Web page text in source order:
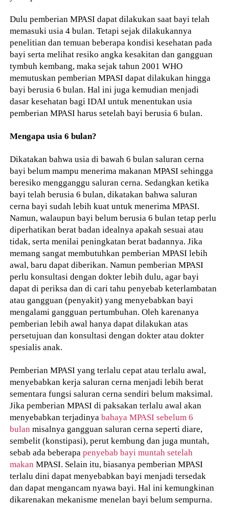
Dulu pemberian MPASI dapat dilakukan saat bayi telah
memasuki usia 4 bulan. Tetapi sejak dilakukannya
penelitian dan temuan beberapa kondisi kesehatan pada
bayi serta melihat resiko angka kesakitan dan gangguan
tymbuh kembang, maka sejak tahun 2001 WHO
memutuskan pemberian MPASI dapat dilakukan hingga
bayi berusia 6 bulan. Hal ini juga kemudian menjadi
dasar kesehatan bagi IDAI untuk menentukan usia
pemberian MPASI harus setelah bayi berusia 6 bulan.
Mengapa usia 6 bulan?
Dikatakan bahwa usia di bawah 6 bulan saluran cerna
bayi belum mampu menerima makanan MPASI sehingga
beresiko mengganggu saluran cerna. Sedangkan ketika
bayi telah berusia 6 bulan, dikatakan bahwa saluran
cerna bayi sudah lebih kuat untuk menerima MPASI.
Namun, walaupun bayi belum berusia 6 bulan tetap perlu
diperhatikan berat badan idealnya apakah sesuai atau
tidak, serta menilai peningkatan berat badannya. Jika
memang sangat membutuhkan pemberian MPASI lebih
awal, baru dapat diberikan. Namun pemberian MPASI
perlu konsultasi dengan dokter lebih dulu, agar bayi
dapat di periksa dan di cari tahu penyebab keterlambatan
atau gangguan (penyakit) yang menyebabkan bayi
mengalami gangguan pertumbuhan. Oleh karenanya
pemberian lebih awal hanya dapat dilakukan atas
persetujuan dan konsultasi dengan dokter atau dokter
spesialis anak.
Pemberian MPASI yang terlalu cepat atau terlalu awal,
menyebabkan kerja saluran cerna menjadi lebih berat
sementara fungsi saluran cerna sendiri belum maksimal.
Jika pemberian MPASI di paksakan terlalu awal akan
menyebabkan terjadinyabahaya MPASI sebelum 6
bulan misalnya gangguan saluran cerna seperti diare,
sembelit (konstipasi), perut kembung dan juga muntah,
sebab ada beberapapenyebab bayi muntah setelah
makan MPASI. Selain itu, biasanya pemberian MPASI
terlalu dini dapat menyebabkan bayi menjadi tersedak
dan dapat mengancam nyawa bayi. Hal ini kemungkinan
dikarenakan mekanisme menelan bayi belum sempurna.